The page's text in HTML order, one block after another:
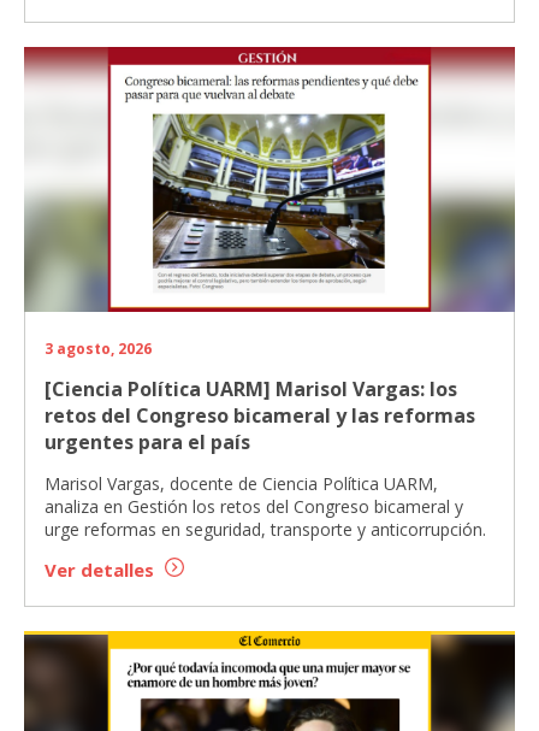
3 agosto, 2026
[Ciencia Política UARM] Marisol Vargas: los
retos del Congreso bicameral y las reformas
urgentes para el país
Marisol Vargas, docente de Ciencia Política UARM,
analiza en Gestión los retos del Congreso bicameral y
urge reformas en seguridad, transporte y anticorrupción.
Ver detalles